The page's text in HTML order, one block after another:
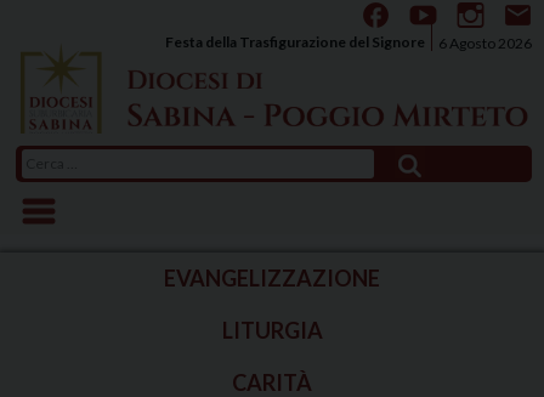
content
6 Agosto 2026
Festa della Trasfigurazione del Signore
per:
EVANGELIZZAZIONE
LITURGIA
CARITÀ